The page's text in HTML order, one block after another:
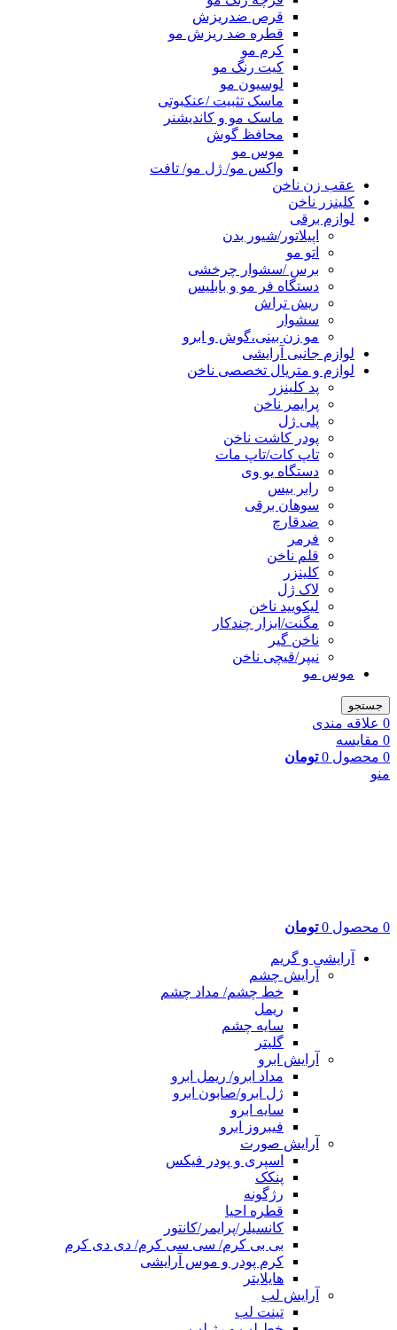
قرص ضدریزش
قطره ضد ریزش مو
کرم مو
کیت رنگ مو
لوسیون مو
ماسک تثبیت /عنکبوتی
ماسک مو و کاندیشنر
محافظ گوش
موس مو
واکس مو/ ژل مو/ تافت
عقب زن ناخن
کلینزر ناخن
لوازم برقی
اپیلاتور/شیور بدن
اتو مو
برس /سشوار چرخشی
دستگاه فر مو و بابلیس
ریش تراش
سشوار
مو زن بینی،گوش و ابرو
لوازم جانبی آرایشی
لوازم و متریال تخصصی ناخن
پد کلینزر
پرایمر ناخن
پلی ژل
پودر کاشت ناخن
تاپ کات/تاپ مات
دستگاه یو وی
رابر بیس
سوهان برقی
ضدقارچ
فرمر
قلم ناخن
کلینزر
لاک ژل
لیکوييد ناخن
مگنت/ابزار چندکار
ناخن گیر
نیپر/قیچی ناخن
موس مو
جستجو
0 علاقه مندی
0 مقایسه
0 محصول 0 تومان
منو
0 محصول 0 تومان
آرایشی و گریم
آرایش چشم
خط چشم/ مداد چشم
ریمل
سایه چشم
گلیتر
آرایش ابرو
مداد ابرو/ ریمل ابرو
ژل ابرو/صابون ابرو
سایه ابرو
فیبروز ابرو
آرایش صورت
اسپری و پودر فیکس
پنکک
رژگونه
قطره احیا
کانسیلر/پرایمر/کانتور
بی بی کرم/ سی سی کرم/ دی دی کرم
کرم پودر و موس آرایشی
هایلایتر
آرایش لب
تینت لب